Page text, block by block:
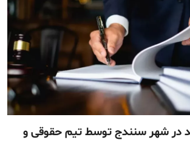
در شهر سنندج توسط تیم حقوقی و